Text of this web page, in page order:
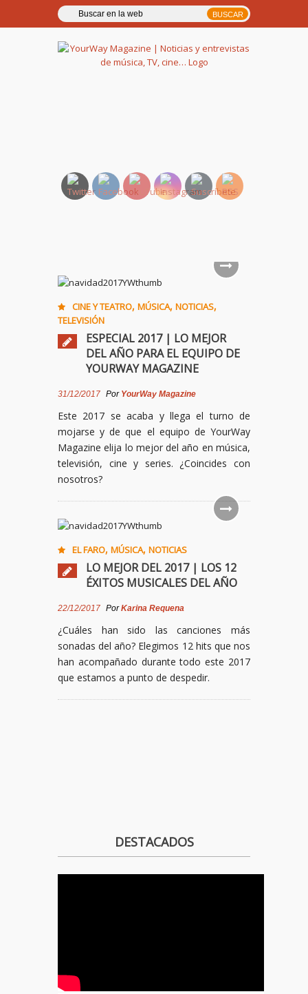
CINE Y TEATRO, MÚSICA, NOTICIAS,
TELEVISIÓN
ESPECIAL 2017 | LO MEJOR
DEL AÑO PARA EL EQUIPO DE
YOURWAY MAGAZINE
31/12/2017 Por YourWay Magazine
Este 2017 se acaba y llega el turno de
mojarse y de que el equipo de YourWay
Magazine elija lo mejor del año en música,
televisión, cine y series. ¿Coincides con
nosotros?
EL FARO, MÚSICA, NOTICIAS
LO MEJOR DEL 2017 | LOS 12
ÉXITOS MUSICALES DEL AÑO
22/12/2017 PorKarina Requena
¿Cuáles han sido las canciones más
sonadas del año? Elegimos 12 hits que nos
han acompañado durante todo este 2017
que estamos a punto de despedir.
DESTACADOS